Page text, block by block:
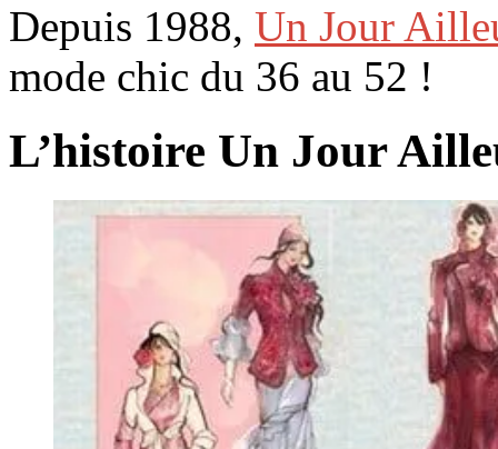
Depuis 1988, Un Jour
mode chic du 36 au 52 !
L’histoire Un Jour